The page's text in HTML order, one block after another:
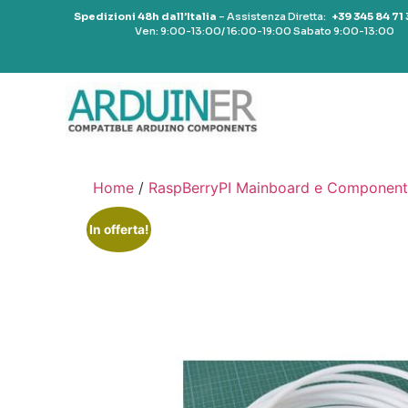
Spedizioni 48h dall’Italia – Assistenza Diretta: +39 345 84 71
Ven: 9:00-13:00/ 16:00-19:00 Sabato 9:00-13:00
Home / RaspBerryPI Mainboard e
In offerta!